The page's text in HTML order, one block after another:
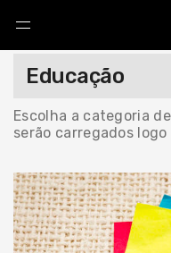
Escolha a categoria
serão carregados